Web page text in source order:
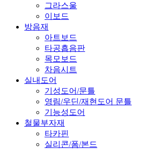
그라스울
이보드
방음재
아트보드
타공흡음판
목모보드
차음시트
실내도어
기성도어/문틀
영림/우딘/재현도어 문틀
기능성도어
철물부자재
타카핀
실리콘/폼/본드